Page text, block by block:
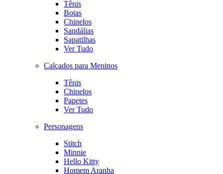
Tênis
Botas
Chinelos
Sandálias
Sapatilhas
Ver Tudo
Calçados para Meninos
Tênis
Chinelos
Papetes
Ver Tudo
Personagens
Stitch
Minnie
Hello Kitty
Homem Aranha